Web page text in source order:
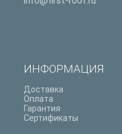
ИНФОРМАЦИЯ
Доставка
Оплата
Гарантия
Сертификаты